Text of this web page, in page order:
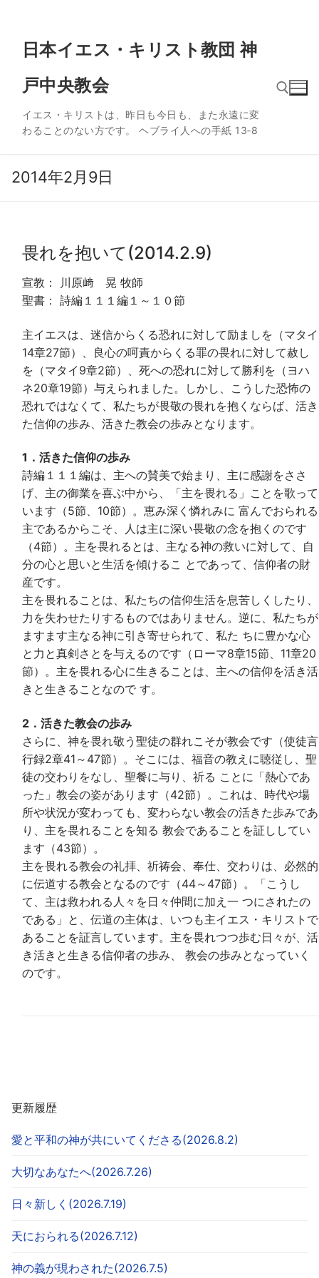
日本イエス・キリスト教団 神
戸中央教会
イエス・キリストは、昨日も今日も、また永遠に変
わることのない方です。 ヘブライ人への手紙 13‐8
2014年2月9日
畏れを抱いて(2014.2.9)
宣教： 川原﨑 晃 牧師
聖書： 詩編１１１編１～１０節
主イエスは、迷信からくる恐れに対して励ましを（マタイ
14章27節）、良心の呵責からくる罪の畏れに対して赦し
を（マタイ9章2節）、死への恐れに対して勝利を（ヨハ
ネ20章19節）与えられました。しかし、こうした恐怖の
恐れではなくて、私たちが畏敬の畏れを抱くならば、活き
た信仰の歩み、活きた教会の歩みとなります。
1．活きた信仰の歩み
詩編１１１編は、主への賛美で始まり、主に感謝をささ
げ、主の御業を喜ぶ中から、「主を畏れる」ことを歌って
います（5節、10節）。恵み深く憐れみに 富んでおられる
主であるからこそ、人は主に深い畏敬の念を抱くのです
（4節）。主を畏れるとは、主なる神の救いに対して、自
分の心と思いと生活を傾けるこ とであって、信仰者の財
産です。
主を畏れることは、私たちの信仰生活を息苦しくしたり、
力を失わせたりするものではありません。逆に、私たちが
ますます主なる神に引き寄せられて、私た ちに豊かな心
と力と真剣さとを与えるのです（ローマ8章15節、11章20
節）。主を畏れる心に生きることは、主への信仰を活き活
きと生きることなので す。
2．活きた教会の歩み
さらに、神を畏れ敬う聖徒の群れこそが教会です（使徒言
行録2章41～47節）。そこには、福音の教えに聴従し、聖
徒の交わりをなし、聖餐に与り、祈る ことに「熱心であ
った」教会の姿があります（42節）。これは、時代や場
所や状況が変わっても、変わらない教会の活きた歩みであ
り、主を畏れることを知る 教会であることを証ししてい
ます（43節）。
主を畏れる教会の礼拝、祈祷会、奉仕、交わりは、必然的
に伝道する教会となるのです（44～47節）。「こうし
て、主は救われる人々を日々仲間に加え一 つにされたの
である」と、伝道の主体は、いつも主イエス・キリストで
あることを証言しています。主を畏れつつ歩む日々が、活
き活きと生きる信仰者の歩み、 教会の歩みとなっていく
のです。
更新履歴
愛と平和の神が共にいてくださる(2026.8.2)
大切なあなたへ(2026.7.26)
日々新しく(2026.7.19)
天におられる(2026.7.12)
神の義が現わされた(2026.7.5)